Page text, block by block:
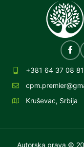
+381 64 37 08
Kruševac, Srbija
Autorska prava ©